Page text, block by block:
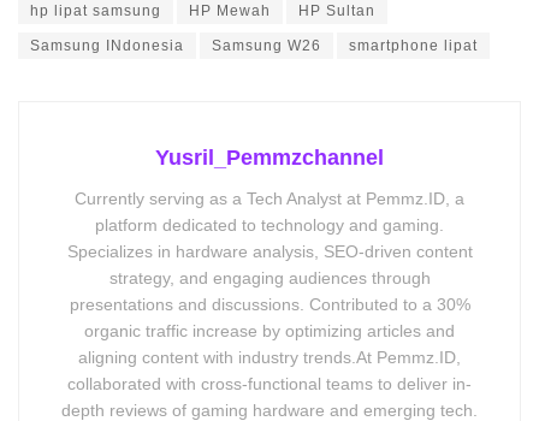
hp lipat samsung HP Mewah HP Sultan
Samsung INdonesia Samsung W26 smartphone lipat
Yusril_Pemmzchannel
Currently serving as a Tech Analyst at Pemmz.ID, a
platform dedicated to technology and gaming.
Specializes in hardware analysis, SEO-driven content
strategy, and engaging audiences through
presentations and discussions. Contributed to a 30%
organic traffic increase by optimizing articles and
aligning content with industry trends.At Pemmz.ID,
collaborated with cross-functional teams to deliver in-
depth reviews of gaming hardware and emerging tech.